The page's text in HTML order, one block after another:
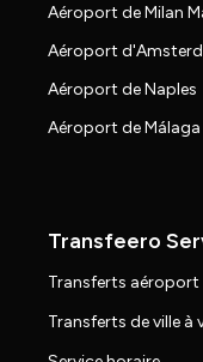
Aéroport de Milan
Aéroport
Aéroport de Naples
Aéroport de Málaga
Transfeero
Transferts aéroport
Transferts de ville à